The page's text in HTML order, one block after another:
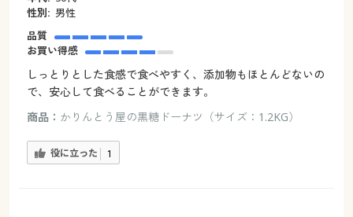
性別: 男性
品質
お買い得感
しっとりとした食感で食べやすく、添加物もほとんどないの
で、安心して食べることができます。
商品： かりんとう屋の黒糖ドーナツ（サイズ：1.2KG）
役に立った 1